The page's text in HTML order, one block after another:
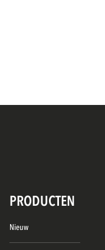
PRODUCTEN
Nieuw